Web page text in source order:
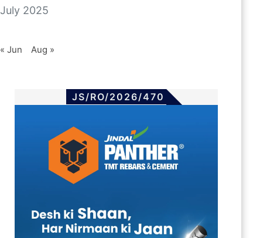
July 2025
« Jun Aug »
JS/RO/2026/470